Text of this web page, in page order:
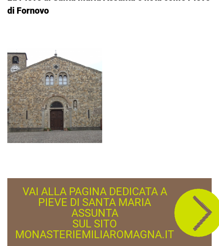
di Fornovo
VAI ALLA PAGINA DEDICATA A
PIEVE DI SANTA MARIA
ASSUNTA
SUL SITO
MONASTERIEMILIAROMAGNA.IT